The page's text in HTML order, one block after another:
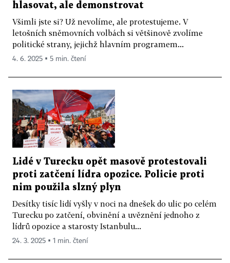
hlasovat, ale demonstrovat
Všimli jste si? Už nevolíme, ale protestujeme. V
letošních sněmovních volbách si většinově zvolíme
politické strany, jejichž hlavním programem...
4. 6. 2025 ▪ 5 min. čtení
Lidé v Turecku opět masově protestovali
proti zatčení lídra opozice. Policie proti
nim použila slzný plyn
Desítky tisíc lidí vyšly v noci na dnešek do ulic po celém
Turecku po zatčení, obvinění a uvěznění jednoho z
lídrů opozice a starosty Istanbulu...
24. 3. 2025 ▪ 1 min. čtení